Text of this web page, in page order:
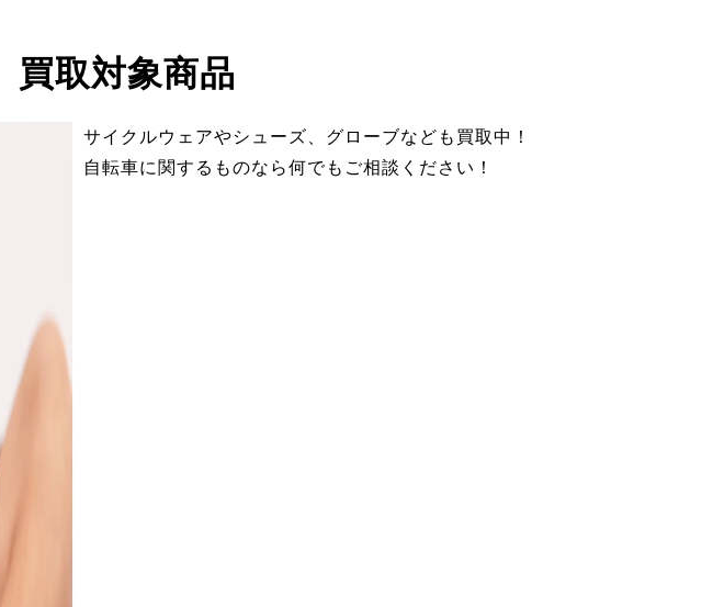
買取対象商品
サイクルウェアやシューズ、グローブなども買取中！
自転車に関するものなら何でもご相談ください！